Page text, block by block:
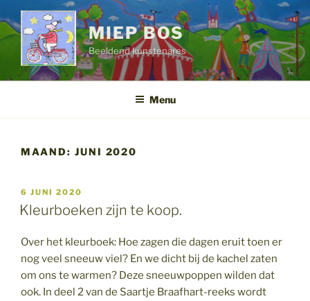
naar
de
inhoud
MIEP BOS
Beeldend kunstenares
Menu
MAAND: JUNI 2020
GEPLAATST
OP
6 JUNI 2020
Kleurboeken zijn te koop.
Over het kleurboek: Hoe zagen die dagen eruit toen er
nog veel sneeuw viel? En we dicht bij de kachel zaten
om ons te warmen? Deze sneeuwpoppen wilden dat
ook. In deel 2 van de Saartje Braafhart-reeks wordt